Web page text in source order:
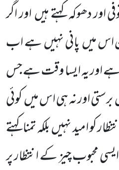
اور دھوکہ کہتے ہیں اور اگر
اس میں پانی نہیں ہے اب
اور یہ ایسا وقت ہے جس
اور نہ ہی اس میں کوئی
امید نہیں بلکہ تمنا کہتے
ایسی محبوب چیز کے انتظار پر